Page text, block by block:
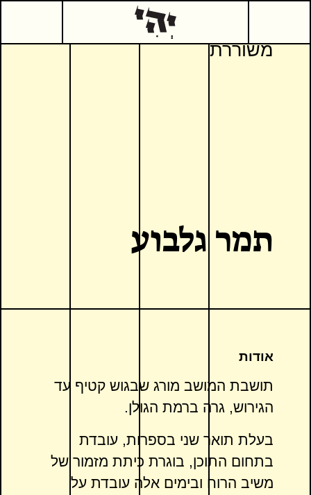
משוררת
תמר גלבוע
אודות
תושבת המושב מורג שבגוש קטיף עד
הגירוש, גרה ברמת הגולן.
בעלת תואר שני בספרות, עובדת
בתחום התוכן, בוגרת כיתת מזמור של
משיב הרוח ובימים אלה עובדת על
0